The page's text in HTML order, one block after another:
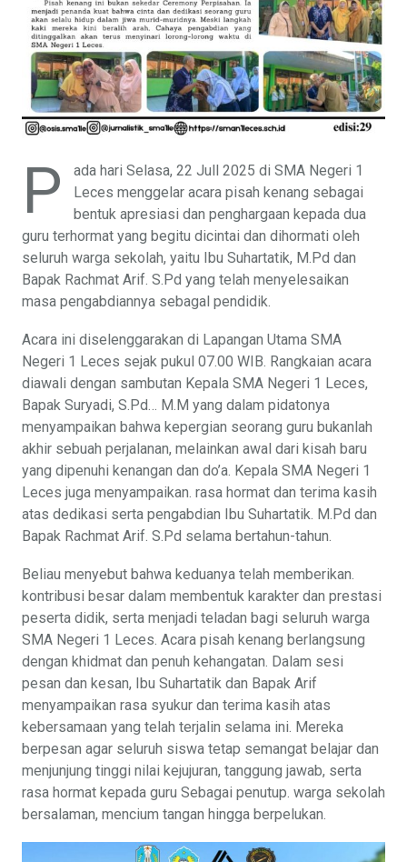
P
ada hari Selasa, 22 Jull 2025 di SMA Negeri 1
Leces menggelar acara pisah kenang sebagai
bentuk apresiasi dan penghargaan kepada dua
guru terhormat yang begitu dicintai dan dihormati oleh
seluruh warga sekolah, yaitu Ibu Suhartatik, M.Pd dan
Bapak Rachmat Arif. S.Pd yang telah menyelesaikan
masa pengabdiannya sebagal pendidik.
Acara ini diselenggarakan di Lapangan Utama SMA
Negeri 1 Leces sejak pukul 07.00 WIB. Rangkaian acara
diawali dengan sambutan Kepala SMA Negeri 1 Leces,
Bapak Suryadi, S.Pd… M.M yang dalam pidatonya
menyampaikan bahwa kepergian seorang guru bukanlah
akhir sebuah perjalanan, melainkan awal dari kisah baru
yang dipenuhi kenangan dan do’a. Kepala SMA Negeri 1
Leces juga menyampaikan. rasa hormat dan terima kasih
atas dedikasi serta pengabdian Ibu Suhartatik. M.Pd dan
Bapak Rachmat Arif. S.Pd selama bertahun-tahun.
Beliau menyebut bahwa keduanya telah memberikan.
kontribusi besar dalam membentuk karakter dan prestasi
peserta didik, serta menjadi teladan bagi seluruh warga
SMA Negeri 1 Leces. Acara pisah kenang berlangsung
dengan khidmat dan penuh kehangatan. Dalam sesi
pesan dan kesan, Ibu Suhartatik dan Bapak Arif
menyampaikan rasa syukur dan terima kasih atas
kebersamaan yang telah terjalin selama ini. Mereka
berpesan agar seluruh siswa tetap semangat belajar dan
menjunjung tinggi nilai kejujuran, tanggung jawab, serta
rasa hormat kepada guru Sebagai penutup. warga sekolah
bersalaman, mencium tangan hingga berpelukan.